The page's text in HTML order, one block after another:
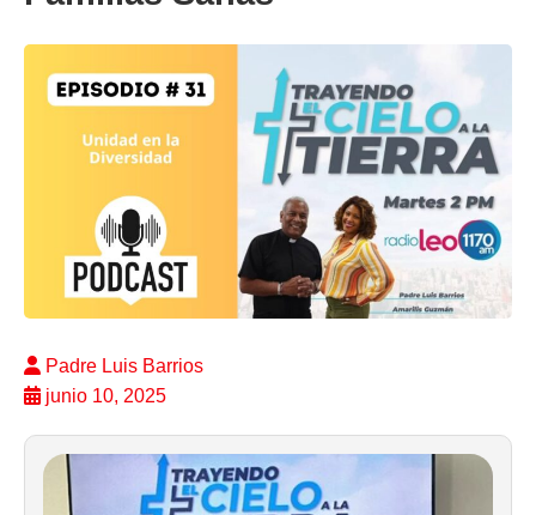
Padre Luis Barrios
junio 10, 2025